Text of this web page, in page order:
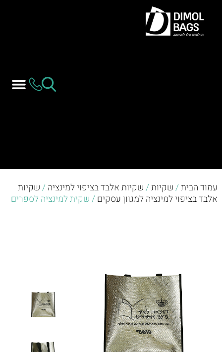
עמוד הבית/שקיות/שקיות אלבד בציפוי למינציה/שקיות
אלבד בציפוי למינציה למגוון עסקים/ שקית למינציה לספרים